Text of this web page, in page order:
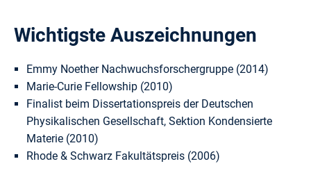
Wichtigste Auszeichnungen
Emmy Noether Nachwuchsforschergruppe (2014)
Marie-Curie Fellowship (2010)
Finalist beim Dissertationspreis der Deutschen
Physikalischen Gesellschaft, Sektion Kondensierte
Materie (2010)
Rhode & Schwarz Fakultätspreis (2006)